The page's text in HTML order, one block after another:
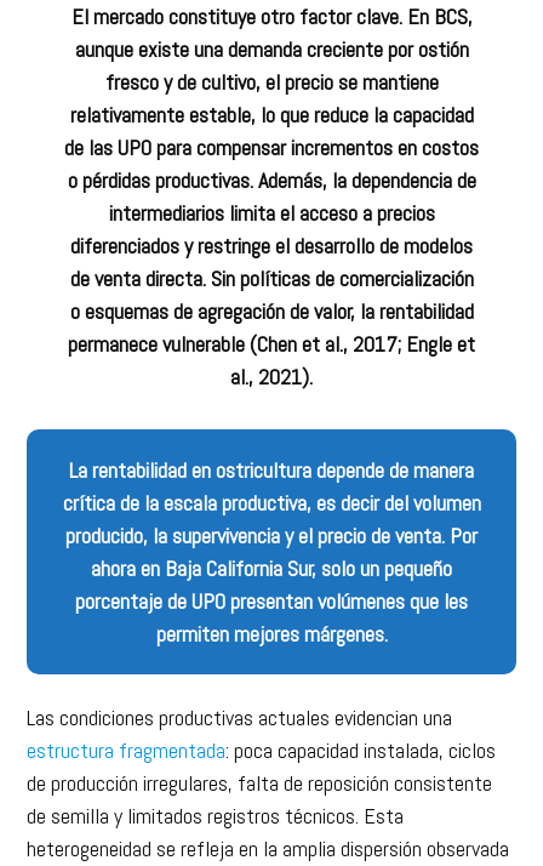
El mercado constituye otro factor clave. En BCS,
aunque existe una demanda creciente por ostión
fresco y de cultivo, el precio se mantiene
relativamente estable, lo que reduce la capacidad
de las UPO para compensar incrementos en costos
o pérdidas productivas. Además, la dependencia de
intermediarios limita el acceso a precios
diferenciados y restringe el desarrollo de modelos
de venta directa. Sin políticas de comercialización
o esquemas de agregación de valor, la rentabilidad
permanece vulnerable (Chen et al., 2017; Engle et
al., 2021).
La rentabilidad en ostricultura depende de manera
crítica de la escala productiva, es decir del volumen
producido, la supervivencia y el precio de venta. Por
ahora en Baja California Sur, solo un pequeño
porcentaje de UPO presentan volúmenes que les
permiten mejores márgenes.
Las condiciones productivas actuales evidencian una
estructura fragmentada: poca capacidad instalada, ciclos
de producción irregulares, falta de reposición consistente
de semilla y limitados registros técnicos. Esta
heterogeneidad se refleja en la amplia dispersión observada